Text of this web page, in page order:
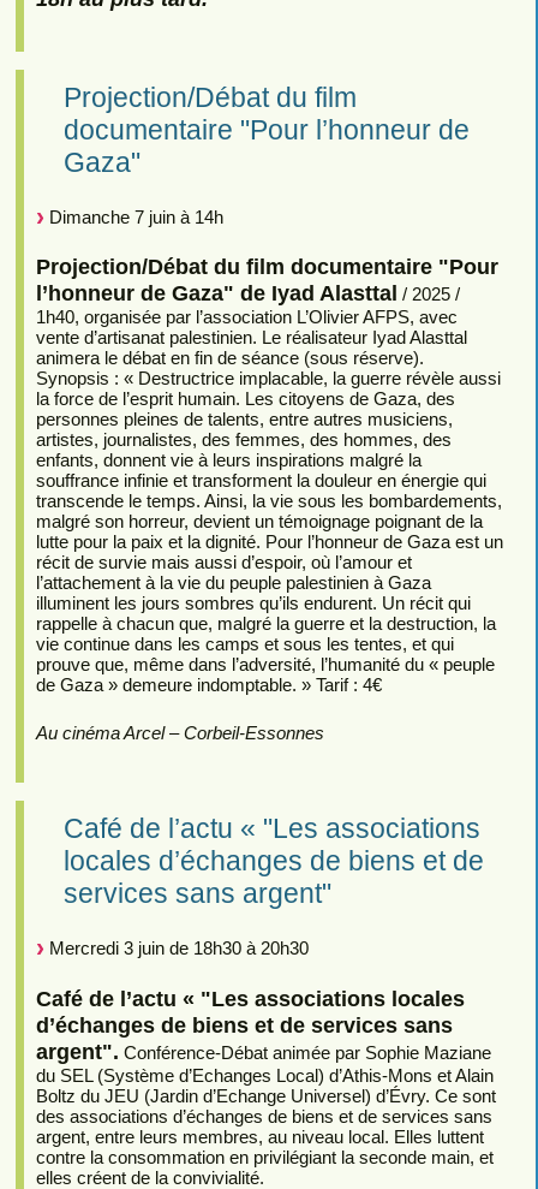
Projection/Débat du film
documentaire "Pour l’honneur de
Gaza"
Dimanche 7 juin à 14h
Projection/Débat du film documentaire "Pour
l’honneur de Gaza" de Iyad Alasttal / 2025 /
1h40, organisée par l’association L’Olivier AFPS, avec
vente d’artisanat palestinien. Le réalisateur Iyad Alasttal
animera le débat en fin de séance (sous réserve).
Synopsis : « Destructrice implacable, la guerre révèle aussi
la force de l’esprit humain. Les citoyens de Gaza, des
personnes pleines de talents, entre autres musiciens,
artistes, journalistes, des femmes, des hommes, des
enfants, donnent vie à leurs inspirations malgré la
souffrance infinie et transforment la douleur en énergie qui
transcende le temps. Ainsi, la vie sous les bombardements,
malgré son horreur, devient un témoignage poignant de la
lutte pour la paix et la dignité. Pour l’honneur de Gaza est un
récit de survie mais aussi d’espoir, où l’amour et
l’attachement à la vie du peuple palestinien à Gaza
illuminent les jours sombres qu’ils endurent. Un récit qui
rappelle à chacun que, malgré la guerre et la destruction, la
vie continue dans les camps et sous les tentes, et qui
prouve que, même dans l’adversité, l’humanité du « peuple
de Gaza » demeure indomptable. » Tarif : 4€
Au cinéma Arcel – Corbeil-Essonnes
Café de l’actu « "Les associations
locales d’échanges de biens et de
services sans argent"
Mercredi 3 juin de 18h30 à 20h30
Café de l’actu « "Les associations locales
d’échanges de biens et de services sans
argent". Conférence-Débat animée par Sophie Maziane
du SEL (Système d’Echanges Local) d’Athis-Mons et Alain
Boltz du JEU (Jardin d’Echange Universel) d’Évry. Ce sont
des associations d’échanges de biens et de services sans
argent, entre leurs membres, au niveau local. Elles luttent
contre la consommation en privilégiant la seconde main, et
elles créent de la convivialité.